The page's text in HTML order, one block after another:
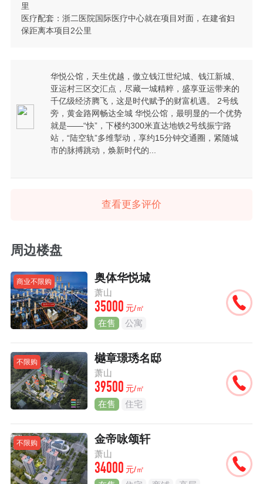
里
医疗配套：浙二医院国际医疗中心就在项目对面，在建省妇
保距离本项目2公里
华悦公馆，天生优越，傲立钱江世纪城、钱江新城、
亚运村三区交汇点，尽藏一城精粹，盛享亚运带来的
千亿级经济腾飞，这是时代赋予的财富机遇。 2号线
旁，黄金路网畅达全城 华悦公馆，最明显的一个优势
就是——“快”，下楼约300米直达地铁2号线振宁路
站，“陆空轨”多维掣动，享约15分钟交通圈，紧随城
市的脉搏跳动，焕新时代的...
查看更多评价
周边楼盘
商业不限购 奥体华悦城
萧山
35000 元/㎡
在售 公寓
不限购 樾章璟琇名邸
萧山
39500 元/㎡
在售 住宅
不限购 金帝咏颂轩
萧山
34000 元/㎡